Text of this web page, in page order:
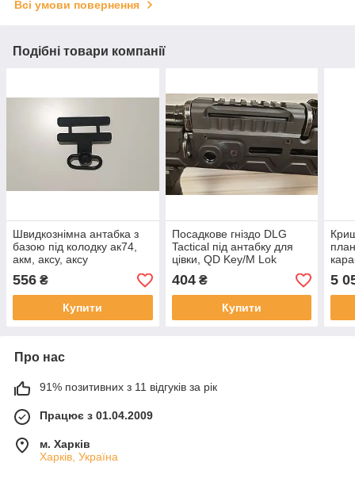
Всі умови повернення
Подібні товари компанії
Швидкознімна антабка з
базою під колодку ак74,
акм, аксу, аксу
556 ₴
Купити
Посадкове гніздо DLG
Tactical під антабку для
цівки, QD Key/M Lok
404₴
Купити
АК-
5
Про нас
91% позитивних з 11 відгуків за рік
Працює з 01.04.2009
м. Харків
Харків, Україна